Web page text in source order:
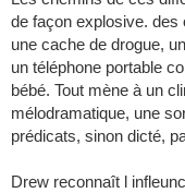
de façon explosive. des
une cache de drogue,
un téléphone portable
bébé. Tout mène à un
mélodramatique, une
prédicats, sinon dicté,
Drew reconnaît l